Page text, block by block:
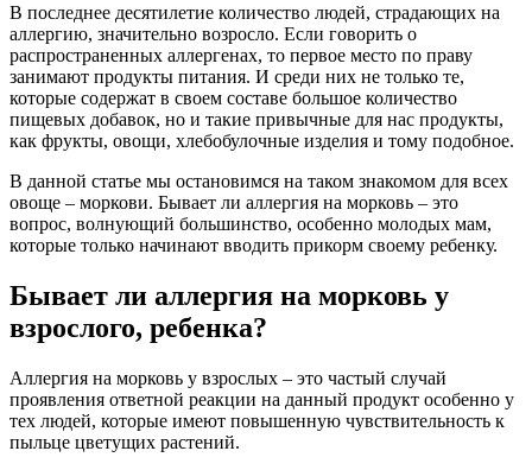
В последнее десятилетие количество людей, страдающих на
аллергию, значительно возросло. Если говорить о
распространенных аллергенах, то первое место по праву
занимают продукты питания. И среди них не только те,
которые содержат в своем составе большое количество
пищевых добавок, но и такие привычные для нас продукты,
как фрукты, овощи, хлебобулочные изделия и тому подобное.
В данной статье мы остановимся на таком знакомом для всех
овоще – моркови. Бывает ли аллергия на морковь – это
вопрос, волнующий большинство, особенно молодых мам,
которые только начинают вводить прикорм своему ребенку.
Бывает ли аллергия на морковь у
взрослого, ребенка?
Аллергия на морковь у взрослых – это частый случай
проявления ответной реакции на данный продукт особенно у
тех людей, которые имеют повышенную чувствительность к
пыльце цветущих растений.